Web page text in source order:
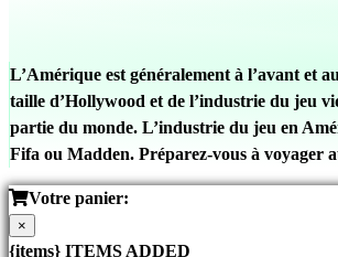
L’Amérique est généralement à l’avant et
taille d’Hollywood et de l’industrie du jeu
partie du monde. L’industrie du jeu en
Fifa ou Madden. Préparez-vous à voyager
Votre panier:
×
{items} ITEMS ADDED